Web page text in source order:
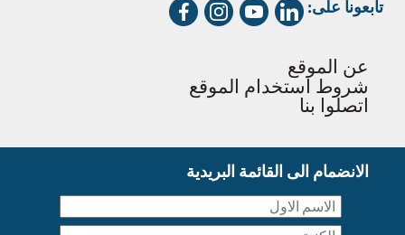
تابعونا على:
عن الموقع
شروط استخدام الموقع
اتصلوا بنا
الانضمام الى القائمة البريدية